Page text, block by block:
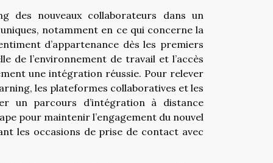
des nouveaux collaborateurs dans un
notamment en ce qui concerne la
d’appartenance dès les premiers
de l’environnement de travail et l’accès
une intégration réussie. Pour relever
les plateformes collaboratives et les
un parcours d’intégration à distance
pour maintenir l’engagement du nouvel
les occasions de prise de contact avec